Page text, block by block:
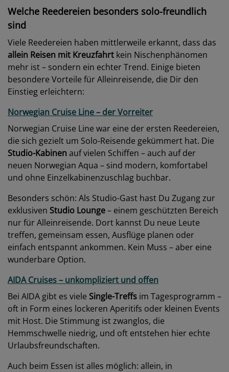
Welche Reedereien besonders solo-freundlich
sind
Viele Reedereien haben mittlerweile erkannt, dass das
allein Reisen mit Kreuzfahrt kein Nischenphänomen
mehr ist – sondern ein echter Trend. Einige bieten
besondere Vorteile für Alleinreisende, die Dir den
Einstieg erleichtern:
Norwegian Cruise Line – der Vorreiter
Norwegian Cruise Line war eine der ersten Reedereien,
die sich gezielt um Solo-Reisende gekümmert hat. Die
Studio-Kabinen auf vielen Schiffen – auch auf der
neuen Norwegian Aqua – sind modern, komfortabel
und ohne Einzelkabinenzuschlag buchbar.
Besonders schön: Als Studio-Gast hast Du Zugang zur
exklusiven Studio Lounge– einem geschützten Bereich
nur für Alleinreisende. Dort kannst Du neue Leute
treffen, gemeinsam essen, Ausflüge planen oder
einfach entspannt ankommen. Kein Muss – aber eine
wunderbare Option.
AIDA Cruises – unkompliziert und offen
Bei AIDA gibt es viele Single-Treffs im Tagesprogramm –
oft in Form eines lockeren Aperitifs oder kleinen Events
mit Host. Die Stimmung ist zwanglos, die
Hemmschwelle niedrig, und oft entstehen hier echte
Urlaubsfreundschaften.
Auch beim Essen ist alles möglich: allein, in